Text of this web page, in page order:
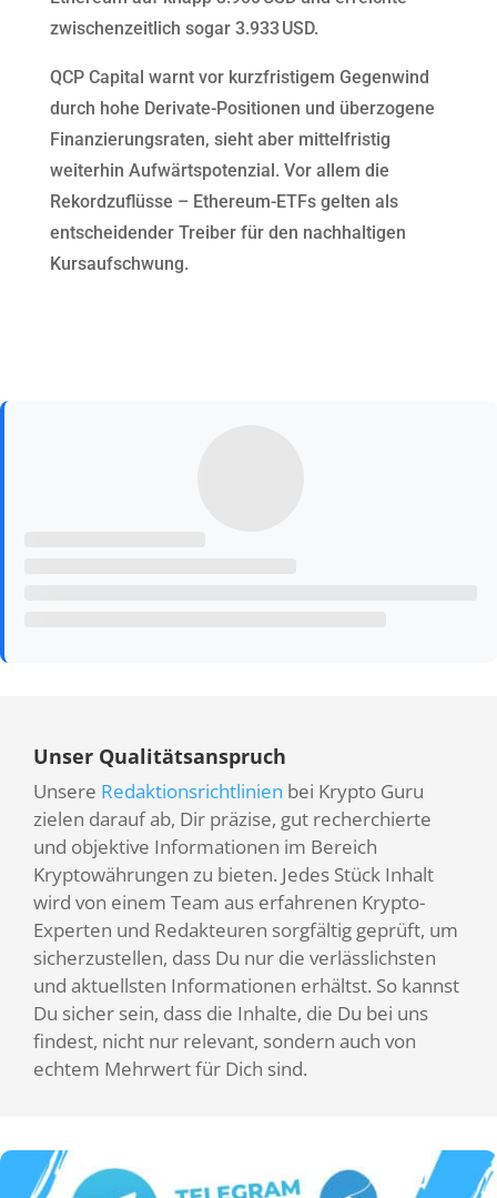
zwischenzeitlich sogar 3.933 USD.
QCP Capital warnt vor kurzfristigem Gegenwind
durch hohe Derivate-Positionen und überzogene
Finanzierungsraten, sieht aber mittelfristig
weiterhin Aufwärtspotenzial. Vor allem die
Rekordzuflüsse – Ethereum-ETFs gelten als
entscheidender Treiber für den nachhaltigen
Kursaufschwung.
Unser Qualitätsanspruch
Unsere Redaktionsrichtlinien bei Krypto Guru
zielen darauf ab, Dir präzise, gut recherchierte
und objektive Informationen im Bereich
Kryptowährungen zu bieten. Jedes Stück Inhalt
wird von einem Team aus erfahrenen Krypto-
Experten und Redakteuren sorgfältig geprüft, um
sicherzustellen, dass Du nur die verlässlichsten
und aktuellsten Informationen erhältst. So kannst
Du sicher sein, dass die Inhalte, die Du bei uns
findest, nicht nur relevant, sondern auch von
echtem Mehrwert für Dich sind.